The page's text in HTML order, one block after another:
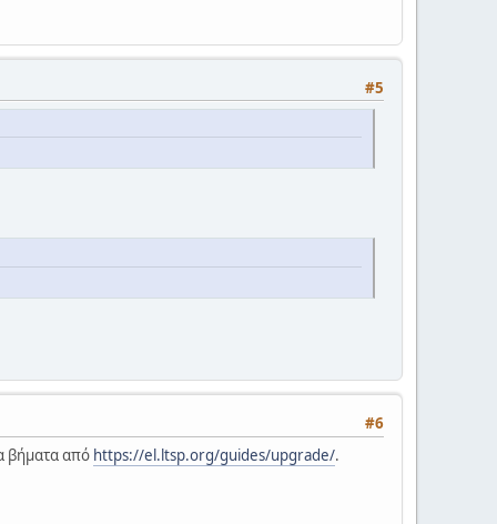
#5
#6
βήματα από https://el.ltsp.org/guides/upgrade/.